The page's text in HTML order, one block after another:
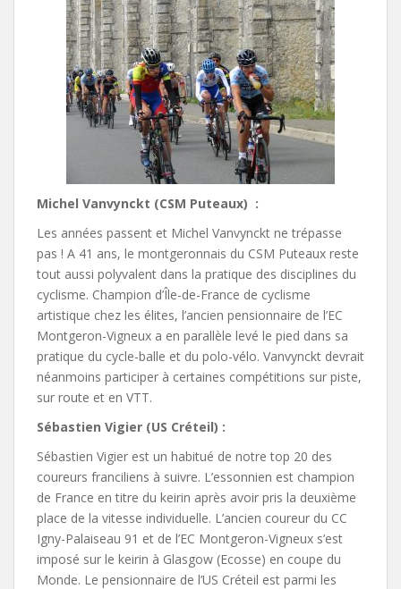
Michel Vanvynckt (CSM Puteaux) :
Les années passent et Michel Vanvynckt ne trépasse
pas ! A 41 ans, le montgeronnais du CSM Puteaux reste
tout aussi polyvalent dans la pratique des disciplines du
cyclisme. Champion d’Île-de-France de cyclisme
artistique chez les élites, l’ancien pensionnaire de l’EC
Montgeron-Vigneux a en parallèle levé le pied dans sa
pratique du cycle-balle et du polo-vélo. Vanvynckt devrait
néanmoins participer à certaines compétitions sur piste,
sur route et en VTT.
Sébastien Vigier (US Créteil) :
Sébastien Vigier est un habitué de notre top 20 des
coureurs franciliens à suivre. L’essonnien est champion
de France en titre du keirin après avoir pris la deuxième
place de la vitesse individuelle. L’ancien coureur du CC
Igny-Palaiseau 91 et de l’EC Montgeron-Vigneux s’est
imposé sur le keirin à Glasgow (Ecosse) en coupe du
Monde. Le pensionnaire de l’US Créteil est parmi les